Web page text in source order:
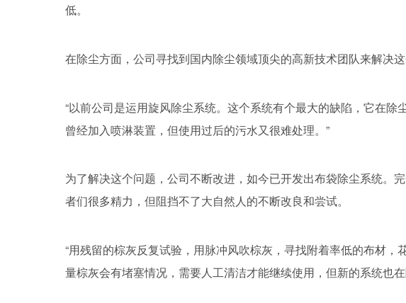
低。
在除尘方面，公司寻找到国内除尘领域顶尖的高新技术团队来解决
“以前公司是运用旋风除尘系统。这个系统有个最大的缺陷，它在
曾经加入喷淋装置，但使用过后的污水又很难处理。”
为了解决这个问题，公司不断改进，如今已开发出布袋除尘系统。
者们很多精力，但阻挡不了大自然人的不断改良和尝试。
“用残留的棕灰反复试验，用脉冲风吹棕灰，寻找附着率低的布材
量棕灰会有堵塞情况，需要人工清洁才能继续使用，但新的系统也